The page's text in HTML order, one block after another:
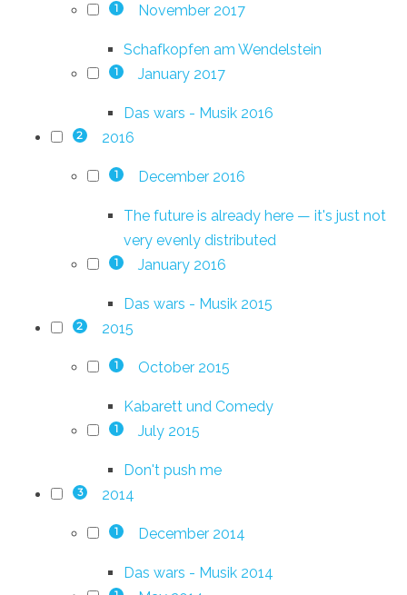
1 November 2017
Schafkopfen am Wendelstein
1 January 2017
Das wars - Musik 2016
2 2016
1 December 2016
The future is already here — it's just not
very evenly distributed
1 January 2016
Das wars - Musik 2015
2 2015
1 October 2015
Kabarett und Comedy
1 July 2015
Don't push me
3 2014
1 December 2014
Das wars - Musik 2014